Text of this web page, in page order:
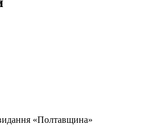
«Полтавщина»